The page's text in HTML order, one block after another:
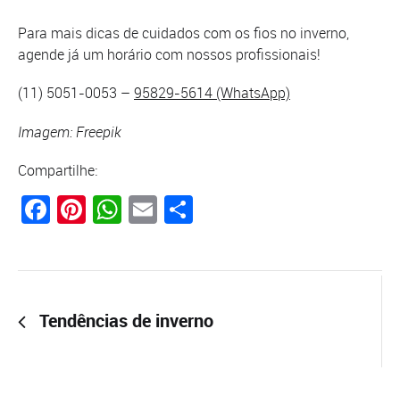
Para mais dicas de cuidados com os fios no inverno,
agende já um horário com nossos profissionais!
(11) 5051-0053 – 95829-5614 (WhatsApp)
Imagem: Freepik
Compartilhe:
Facebook
Pinterest
WhatsApp
Email
Tendências de inverno